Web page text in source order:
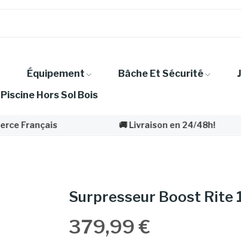
Équipement Bâche Et Sécurité
Piscine Hors Sol Bois
🚚 Livraison en 24/48h! 💳
Surpresseur Boost Rite
379,99 €